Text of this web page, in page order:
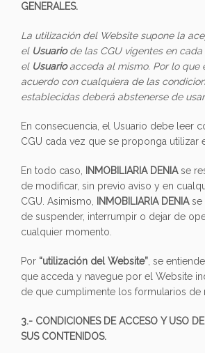
GENERALES.
La utilización del Website supone la
el Usuariode las CGU vigentes en
el Usuarioacceda al mismo. Por lo que
acuerdo con cualquiera de las
establecidas deberá abstenerse de
En consecuencia, el Usuario debe leer
CGU cada vez que se proponga utilizar
En todo caso, INMOBILIARIA DENIAse
de modificar, sin previo aviso y en
CGU. Asimismo,
INMOBILIARIA DENIAse
de suspender, interrumpir o dejar de
cualquier momento.
Por “utilización del Website” , se
que acceda y navegue por el Website
de que cumplimente los formularios de
3.- CONDICIONES DE ACCESO Y USO
SUS CONTENIDOS.